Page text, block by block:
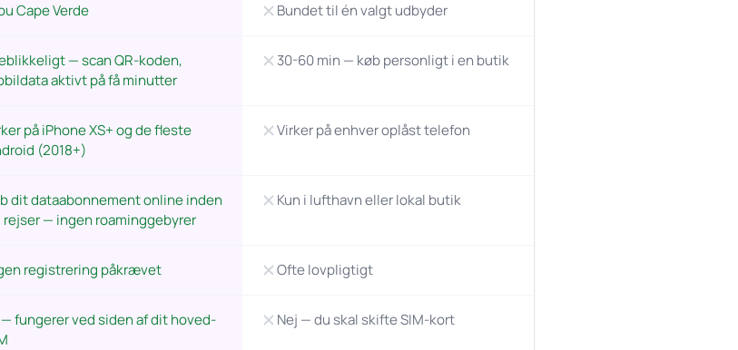
Cape Verde Bundet til én valgt udbyder
— scan QR-koden,
aktivt på få minutter
30-60 min — køb personligt i en butik
på iPhone XS+ og de fleste
(2018+)
Virker på enhver oplåst telefon
dit dataabonnement online inden
rejser — ingen roaminggebyrer
Kun i lufthavn eller lokal butik
registrering påkrævet Ofte lovpligtigt
— fungerer ved siden af dit hoved-
Nej — du skal skifte SIM-kort